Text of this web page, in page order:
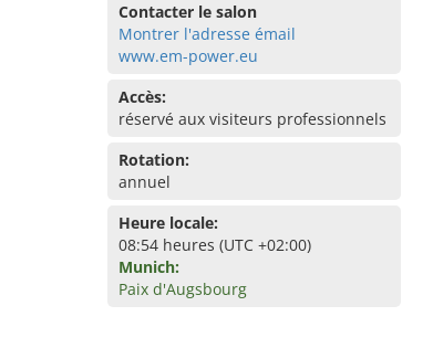
Contacter le salon
Montrer l'adresse émail
www.em-power.eu
Accès:
réservé aux visiteurs professionnels
Rotation:
annuel
Heure locale:
08:54 heures (UTC +02:00)
Munich:
Paix d'Augsbourg